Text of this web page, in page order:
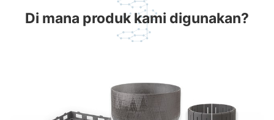
Di mana produk kami digunakan?